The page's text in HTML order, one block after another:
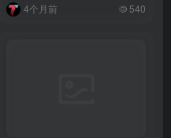
4个月前 540